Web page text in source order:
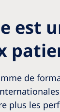
est
de
plus les